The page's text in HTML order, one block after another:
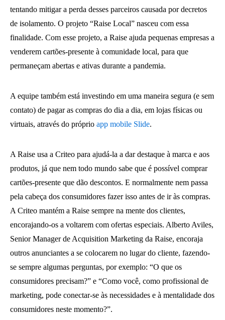
tentando mitigar a perda desses parceiros causada por decretos
de isolamento. O projeto “Raise Local” nasceu com essa
finalidade. Com esse projeto, a Raise ajuda pequenas empresas a
venderem cartões-presente à comunidade local, para que
permaneçam abertas e ativas durante a pandemia.
A equipe também está investindo em uma maneira segura (e sem
contato) de pagar as compras do dia a dia, em lojas físicas ou
virtuais, através do próprio app mobile Slide.
A Raise usa a Criteo para ajudá-la a dar destaque à marca e aos
produtos, já que nem todo mundo sabe que é possível comprar
cartões-presente que dão descontos. E normalmente nem passa
pela cabeça dos consumidores fazer isso antes de ir às compras.
A Criteo mantém a Raise sempre na mente dos clientes,
encorajando-os a voltarem com ofertas especiais. Alberto Aviles,
Senior Manager de Acquisition Marketing da Raise, encoraja
outros anunciantes a se colocarem no lugar do cliente, fazendo-
se sempre algumas perguntas, por exemplo: “O que os
consumidores precisam?” e “Como você, como profissional de
marketing, pode conectar-se às necessidades e à mentalidade dos
consumidores neste momento?”.